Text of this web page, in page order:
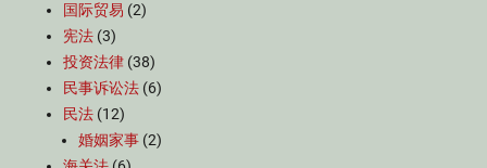
国际贸易 (2)
宪法 (3)
投资法律 (38)
民事诉讼法 (6)
民法 (12)
婚姻家事 (2)